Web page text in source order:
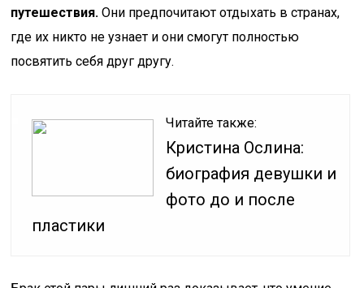
путешествия. Они предпочитают отдыхать в странах,
где их никто не узнает и они смогут полностью
посвятить себя друг другу.
Читайте также:
Кристина Ослина:
биография девушки и
фото до и после
пластики